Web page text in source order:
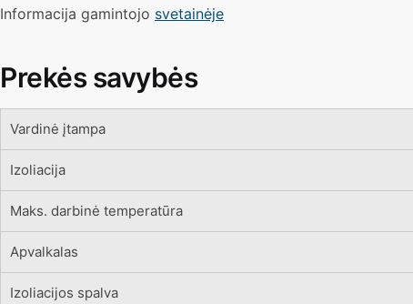
Informacija gamintojo svetainėje
Prekės savybės
Vardinė įtampa
Izoliacija
Maks. darbinė temperatūra
Apvalkalas
Izoliacijos spalva